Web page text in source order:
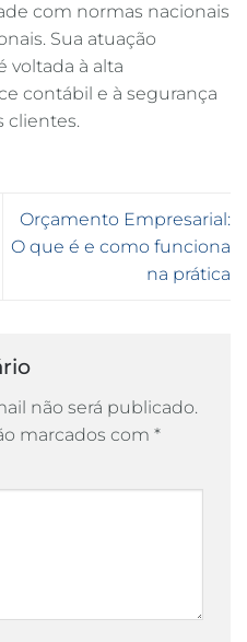
com normas nacionais
Sua atuação
voltada à alta
contábil e à segurança
clientes.
Orçamento Empresarial:
O que é e como funciona
na prática
não será publicado.
marcados com *